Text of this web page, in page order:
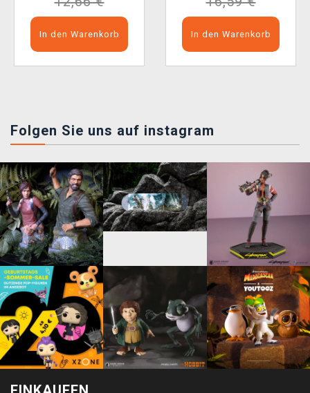
In den Warenkorb In den Warenkorb
Folgen Sie uns auf instagram